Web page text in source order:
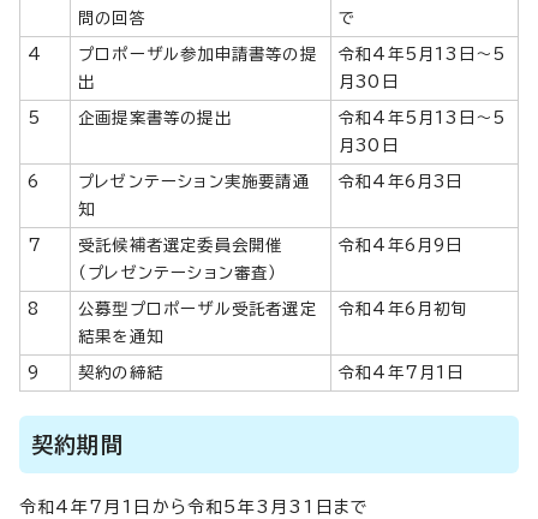
問の回答
で
4
プロポーザル参加申請書等の提
出
令和4年5月13日～5
月30日
5 企画提案書等の提出
令和4年5月13日～5
月30日
6
プレゼンテーション実施要請通
知
令和4年6月3日
7
受託候補者選定委員会開催
（プレゼンテーション審査）
令和4年6月9日
8
公募型プロポーザル受託者選定
結果を通知
令和4年6月初旬
9 契約の締結 令和4年7月1日
契約期間
令和4年7月1日から令和5年3月31日まで